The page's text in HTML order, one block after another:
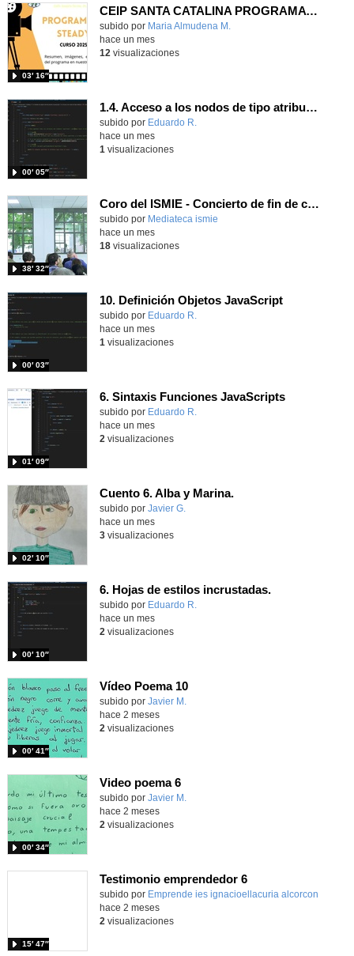
CEIP SANTA CATALINA PROGRAMA READY, STEADY, GO! 2025-26
Contenido educativo.
subido por Maria Almudena M.
03′ 16″
hace un mes
12 visualizaciones
1.4. Acceso a los nodos de tipo atributo. Parte 6.
Contenido educativo.
subido por Eduardo R.
00′ 05″
hace un mes
1 visualizaciones
Coro del ISMIE - Concierto de fin de curso - 6/5/2026
subido por Mediateca ismie
38′ 32″
hace un mes
18visualizaciones
10. Definición Objetos JavaScript
Contenido educativo.
subido por Eduardo R.
00′ 03″
hace un mes
1 visualizaciones
6. Sintaxis Funciones JavaScripts
Contenido educativo.
subido por Eduardo R.
01′ 09″
hace un mes
2 visualizaciones
Cuento 6. Alba y Marina.
Contenido educativo.
subido por Javier G.
02′ 10″
hace un mes
3visualizaciones
6. Hojas de estilos incrustadas.
Contenido educativo.
subido por Eduardo R.
00′ 10″
hace un mes
2 visualizaciones
Vídeo Poema 10
subido por Javier M.
00′ 41″
hace 2 meses
2 visualizaciones
Video poema 6
subido por Javier M.
00′ 34″
hace 2 meses
2 visualizaciones
Testimonio emprendedor 6
Contenido educativo.
subido por Emprende ies ignacioellacuria alcorcon
15′ 47″
hace 2 meses
2 visualizaciones